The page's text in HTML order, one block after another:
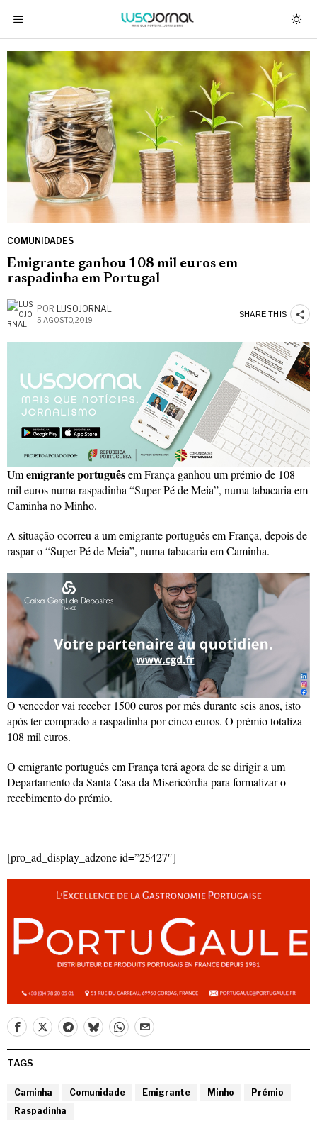
COMUNIDADES
Emigrante ganhou 108 mil euros em
raspadinha em Portugal
POR LUSOJORNAL
5 AGOSTO, 2019
SHARE THIS
Umemigrante portuguêsem França ganhou um prémio de 108
mil euros numa raspadinha “Super Pé de Meia”, numa tabacaria em
Caminha no Minho.
A situação ocorreu a um emigrante português em França, depois de
raspar o “Super Pé de Meia”, numa tabacaria em Caminha.
O vencedor vai receber 1500 euros por mês durante seis anos, isto
após ter comprado a raspadinha por cinco euros. O prémio totaliza
108 mil euros.
O emigrante português em França terá agora de se dirigir a um
Departamento da Santa Casa da Misericórdia para formalizar o
recebimento do prémio.
[pro_ad_display_adzone id=”25427″]
TAGS
Caminha Comunidade Emigrante Minho
Prémio
Raspadinha